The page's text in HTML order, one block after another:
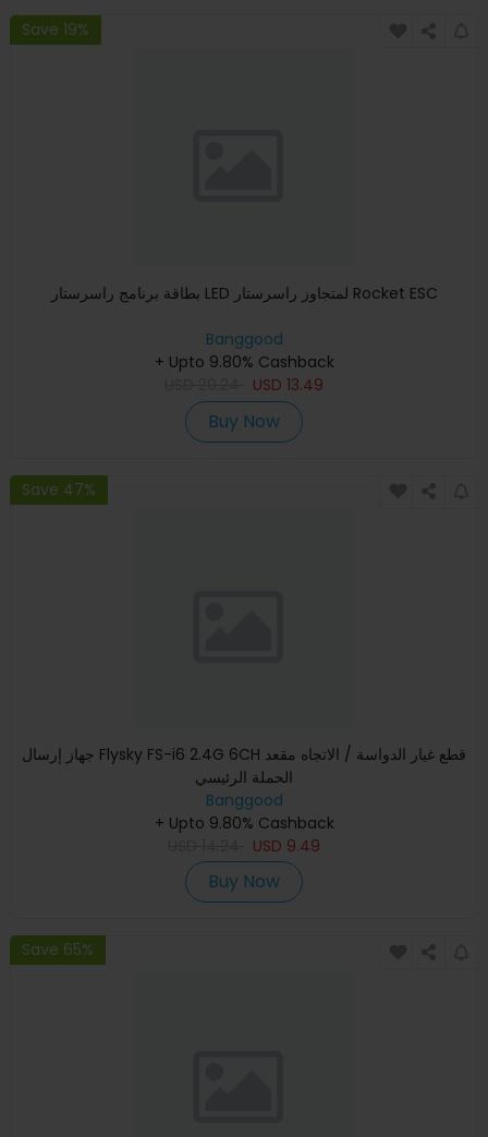
Save 19%
بطاقة برنامج راسرستار LED لمتجاوز راسرستار Rocket ESC
Banggood
+ Upto 9.80% Cashback
USD 13.49
Buy Now
Save 47%
جهاز إرسال Flysky FS-i6 2.4G 6CH قطع غيار الدواسة / الاتجاه مقعد
الحملة الرئيسي
Banggood
+ Upto 9.80% Cashback
USD 9.49
Buy Now
Save 65%